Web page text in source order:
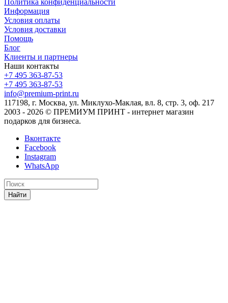
Политика конфиденциальности
Информация
Условия оплаты
Условия доставки
Помощь
Блог
Клиенты и партнеры
Наши контакты
+7 495 363-87-53
+7 495 363-87-53
info@premium-print.ru
117198, г. Москва, ул. Миклухо-Маклая, вл. 8, стр. 3, оф. 217
2003 - 2026 © ПРЕМИУМ ПРИНТ - интернет магазин
подарков для бизнеса.
Вконтакте
Facebook
Instagram
WhatsApp
Найти